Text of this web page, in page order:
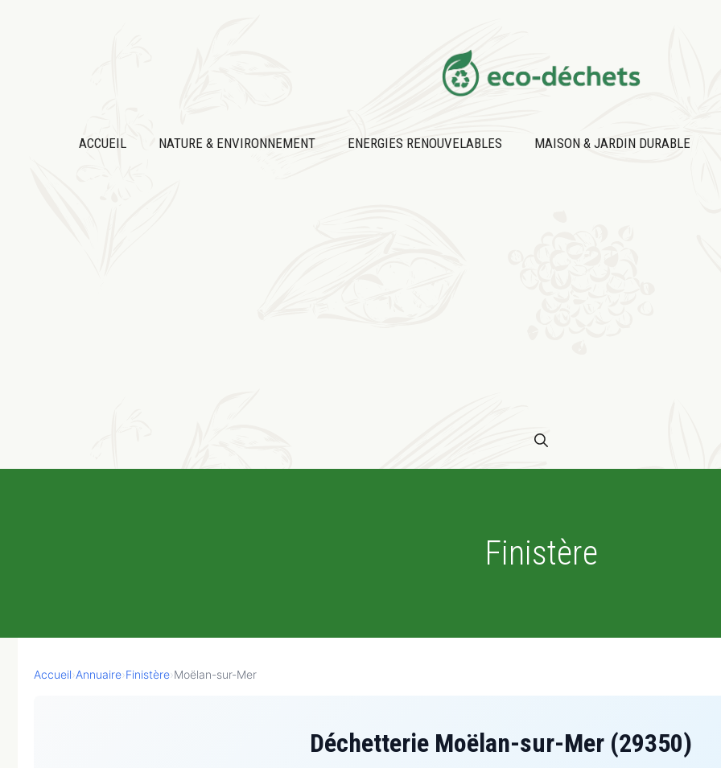
ACCUEIL NATURE & ENVIRONNEMENT ENERGIES RENOUVELABLES MAISON & JARDIN DURABLE
Finistère
Accueil›Annuaire›Finistère›Moëlan-sur-Mer
Déchetterie Moëlan-sur-Mer (29350)